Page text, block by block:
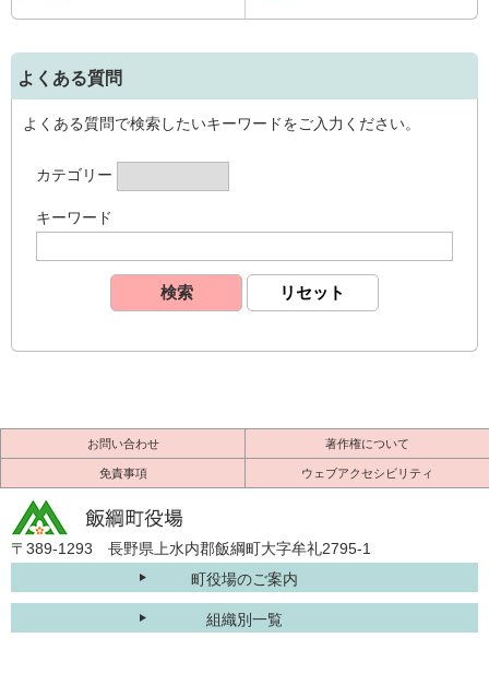
よくある質問
よくある質問で検索したいキーワードをご入力ください。
カテゴリー
キーワード
お問い合わせ 著作権について
免責事項 ウェブアクセシビリティ
〒389-1293 長野県上水内郡飯綱町大字牟礼2795-1
町役場のご案内
組織別一覧